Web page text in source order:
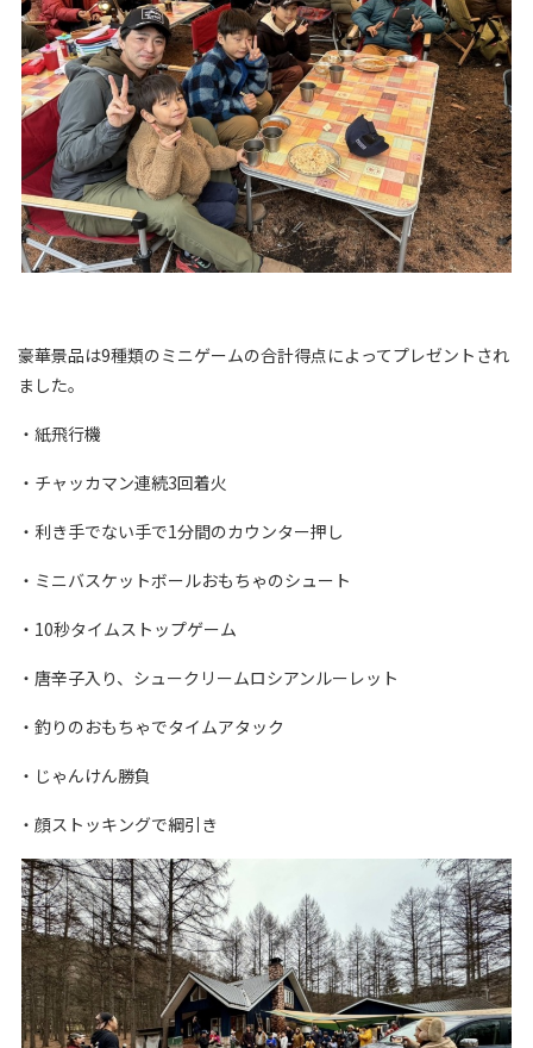
豪華景品は9種類のミニゲームの合計得点によってプレゼントされ
ました。
・紙飛行機
・チャッカマン連続3回着火
・利き手でない手で1分間のカウンター押し
・ミニバスケットボールおもちゃのシュート
・10秒タイムストップゲーム
・唐辛子入り、シュークリームロシアンルーレット
・釣りのおもちゃでタイムアタック
・じゃんけん勝負
・顔ストッキングで綱引き